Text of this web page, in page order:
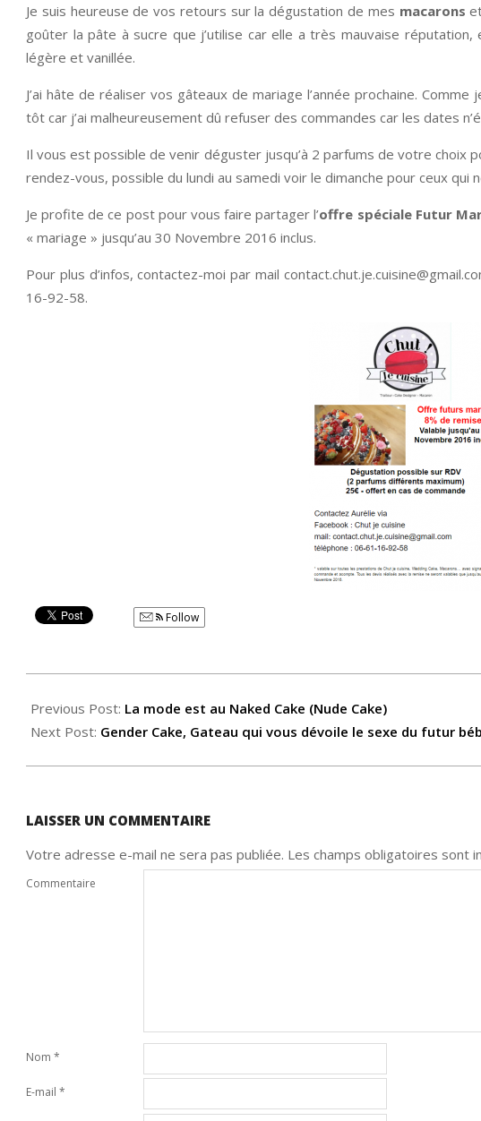
Je suis heureuse de vos retours sur la dégustation de mes macarons
goûter la pâte à sucre que j’utilise car elle a très mauvaise
légère et vanillée.
J’ai hâte de réaliser vos gâteaux de mariage l’année prochaine.
tôt car j’ai malheureusement dû refuser des commandes car les dates
Il vous est possible de venir déguster jusqu’à 2 parfums de votre choix
rendez-vous, possible du lundi au samedi voir le dimanche pour ceux qui
Je profite de ce post pour vous faire partager l’offre spéciale Futur
« mariage » jusqu’au 30 Novembre 2016 inclus.
Pour plus d’infos, contactez-moi par mail
16-92-58.
Follow
09-
27
Previous Post: La mode est au Naked Cake (Nude Cake)
Next Post: Gender Cake, Gateau qui vous dévoile le sexe du futur
LAISSER UN COMMENTAIRE
Votre adresse e-mail ne sera pas publiée. Les champs obligatoires sont
Commentaire
Nom *
E-mail *